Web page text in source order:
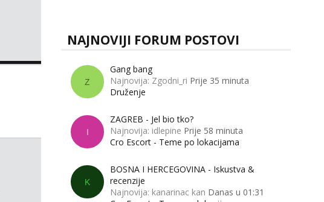
NAJNOVIJI FORUM POSTOVI
Z
Gang bang
Najnovija: Zgodni_ri Prije 35 minuta
Druženje
I
ZAGREB - Jel bio tko?
Najnovija: idlepine Prije 58 minuta
Cro Escort - Teme po lokacijama
K
BOSNA I HERCEGOVINA - Iskustva &
recenzije
Najnovija: kanarinac kan Danas u 01:31